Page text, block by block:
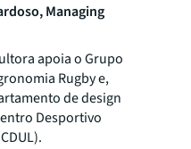
Managing
apoia o Grupo
Rugby e,
de design
Desportivo